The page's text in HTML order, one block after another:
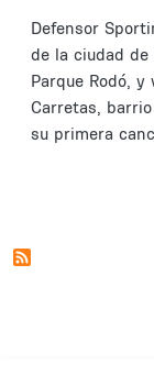
Defensor
de la ciudad
Parque Rodó,
Carretas,
su primera